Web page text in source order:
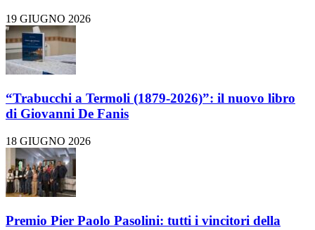
19 GIUGNO 2026
“Trabucchi a Termoli (1879-2026)”: il nuovo libro
di Giovanni De Fanis
18 GIUGNO 2026
Premio Pier Paolo Pasolini: tutti i vincitori della